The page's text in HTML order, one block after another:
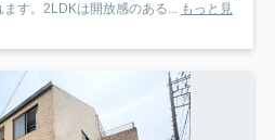
す。2LDKは開放感のある... もっと見